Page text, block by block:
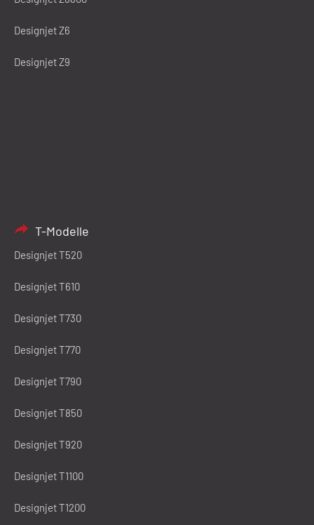
Designjet Z6
Designjet Z9
T-Modelle
Designjet T520
Designjet T610
Designjet T730
Designjet T770
Designjet T790
Designjet T850
Designjet T920
Designjet T1100
Designjet T1200